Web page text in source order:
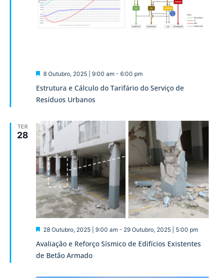
Estrutura e Cálculo do Tarifário do Serviço de
Resíduos Urbanos
Destaque
8 Outubro, 2025 | 9:00 am- 6:00 pm
TER
28
Avaliação e Reforço Sísmico de Edifícios Existentes
de Betão Armado
Destaque
28 Outubro, 2025 | 9:00 am- 29 Outubro, 2025 | 5:00 pm